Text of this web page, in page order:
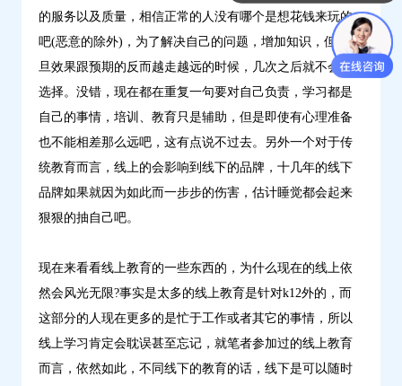
的服务以及质量，相信正常的人没有哪个是想花钱来玩的
吧(恶意的除外)，为了解决自己的问题，增加知识，但是一
旦效果跟预期的反而越走越远的时候，几次之后就不会再
选择。没错，现在都在重复一句要对自己负责，学习都是
自己的事情，培训、教育只是辅助，但是即使有心理准备
也不能相差那么远吧，这有点说不过去。另外一个对于传
统教育而言，线上的会影响到线下的品牌，十几年的线下
品牌如果就因为如此而一步步的伤害，估计睡觉都会起来
狠狠的抽自己吧。
现在来看看线上教育的一些东西的，为什么现在的线上依
然会风光无限?事实是太多的线上教育是针对k12外的，而
这部分的人现在更多的是忙于工作或者其它的事情，所以
线上学习肯定会耽误甚至忘记，就笔者参加过的线上教育
而言，依然如此，不同线下的教育的话，线下是可以随时